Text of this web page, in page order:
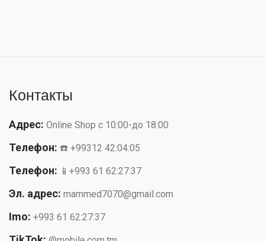
Контакты
Адрес: Online Shop с 10:00-до 18:00
Телефон: ☎️ +99312 42:04:05
Телефон: 📱+993 61 62:27:37
Эл. адрес: mammed7070@gmail.com
Imo: +993 61 62:27:37